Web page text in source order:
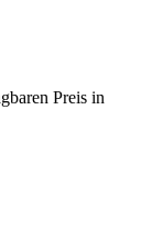
Preis in